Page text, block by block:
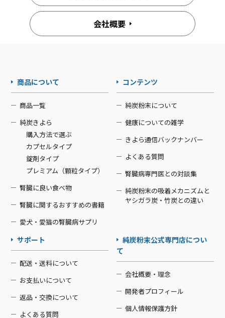
会社概要
商品について
商品一覧
純炭きよら
購入方法で選ぶ
カプセルタイプ
錠剤タイプ
プレミアム（顆粒タイプ）
腎臓に良い食べ物
腎臓に関するおすすめの書籍
愛犬・愛猫の腎臓病サプリ
コンテンツ
純炭粉末について
健康についての雑学
きよら通信バックナンバー
よくある質問
腎臓病専門医との対談集
純炭粉末の吸着メカニズムと
ヤシガラ炭・竹炭との違い
サポート
配送・送料について
お支払いについて
返品・交換について
よくある質問
純炭粉末公式専門店につい
て
会社概要・理念
開発者プロフィール
個人情報保護方針